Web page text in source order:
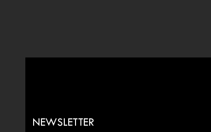
NEWSLETTER